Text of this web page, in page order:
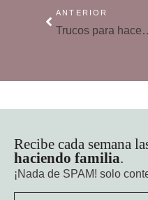
ANTERIOR
Trucos para
Recibe cada semana
haciendo familia.
¡Nada de SPAM! solo